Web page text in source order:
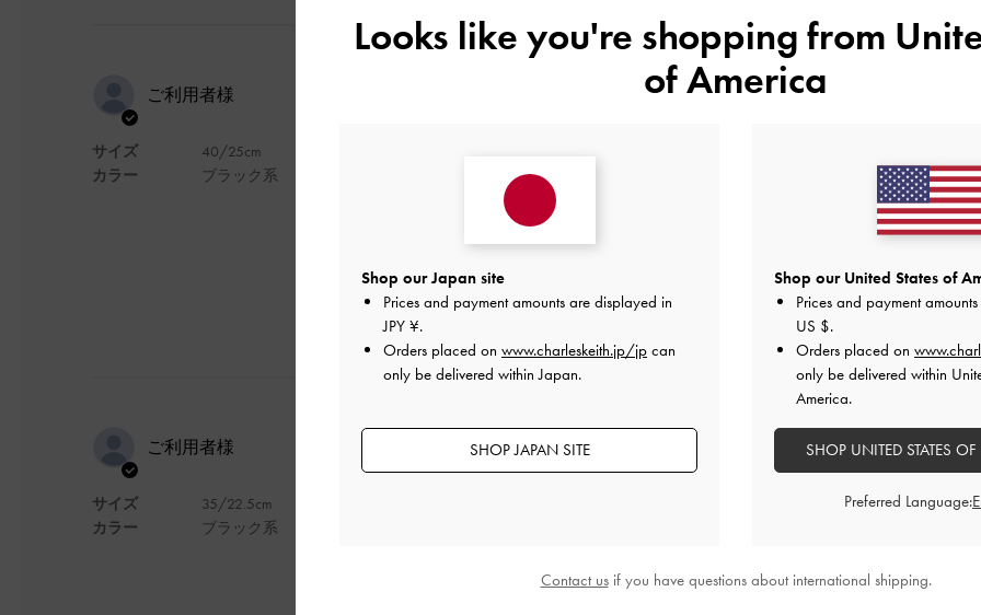
ご利用者様
サイズ
カラー
40/25cm
ブラック系
とても履き心地良いです！インソールも足をサポートしてくれて、歩きやすいです
とてもよかった
ご利用者様
サイズ
カラー
35/22.5cm
ブラック系
デザイン最高
品質 快適さ
Looks like you're shopping from
of America
Shop our Japan site
Prices and payment amounts are displayed in
JPY ¥.
Orders placed on www.charleskeith.jp/jp can
only be delivered within Japan.
SHOP JAPAN SITE
Shop our United States of
Prices and payment
US $.
Orders placed on
only be delivered within
America.
SHOP UNITED STATES
Preferred Language:
Contact usif you have questions about international shipping.